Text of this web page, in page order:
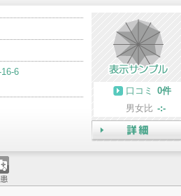
6
口コミ
0件
男女比 -:-